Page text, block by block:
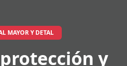
MAYOR Y DETAL
y